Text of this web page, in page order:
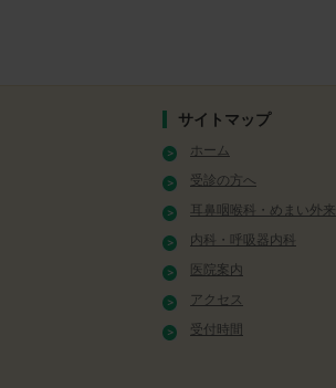
サイトマップ
ホーム
受診の方へ
耳鼻咽喉科・めまい外来
内科・呼吸器内科
医院案内
アクセス
受付時間